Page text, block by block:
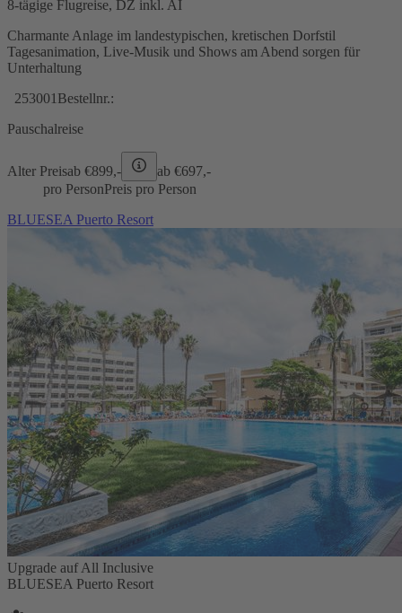
8-tägige Flugreise, DZ inkl. AI
Charmante Anlage im landestypischen, kretischen Dorfstil
Tagesanimation, Live-Musik und Shows am Abend sorgen für
Unterhaltung
253001 Bestellnr.:
Pauschalreise
Alter Preisab €899,- ab €697,-
pro PersonPreis pro Person
BLUESEA Puerto Resort
Upgrade auf All Inclusive
BLUESEA Puerto Resort